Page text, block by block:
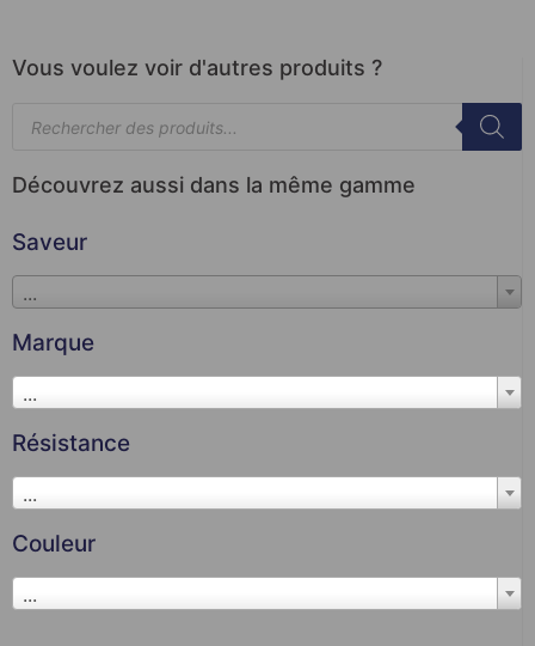
Vous voulez voir d'autres produits ?
Découvrez aussi dans la même gamme
Saveur
...
Marque
...
Résistance
...
Couleur
...